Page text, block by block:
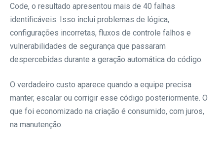
Code, o resultado apresentou mais de 40 falhas
identificáveis. Isso inclui problemas de lógica,
configurações incorretas, fluxos de controle falhos e
vulnerabilidades de segurança que passaram
despercebidas durante a geração automática do código.
O verdadeiro custo aparece quando a equipe precisa
manter, escalar ou corrigir esse código posteriormente. O
que foi economizado na criação é consumido, com juros,
na manutenção.